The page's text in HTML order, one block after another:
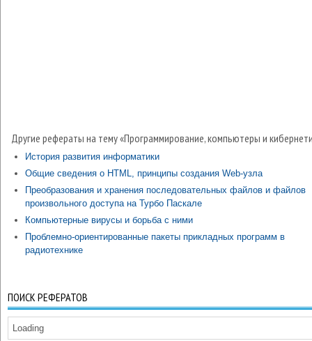
Другие рефераты на тему «Программирование, компьютеры и
История развития информатики
Общие сведения о HTML, принципы создания Web-узла
Преобразования и хранения последовательных файлов и файлов
произвольного доступа на Турбо Паскале
Компьютерные вирусы и борьба с ними
Проблемно-ориентированные пакеты прикладных программ в
радиотехнике
ПОИСК РЕФЕРАТОВ
Loading